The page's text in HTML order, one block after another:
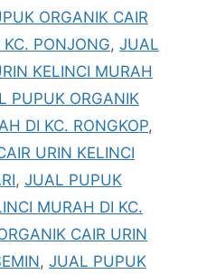
ORGANIK CAIR
PONJONG, JUAL
KELINCI MURAH
PUPUK ORGANIK
DI KC. RONGKOP,
URIN KELINCI
, JUAL PUPUK
MURAH DI KC.
CAIR URIN
, JUAL PUPUK